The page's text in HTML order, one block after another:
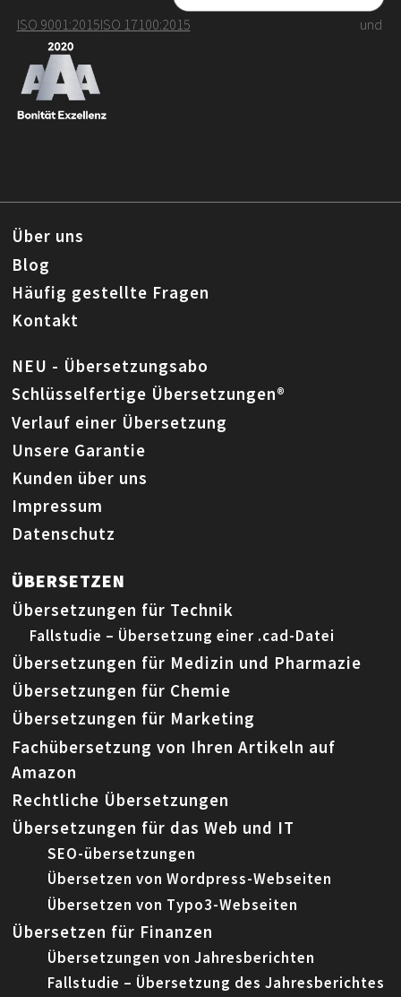
ISO 9001:2015 und
ISO 17100:2015
Über uns
Blog
Häufig gestellte Fragen
Kontakt
NEU - Übersetzungsabo
Schlüsselfertige Übersetzungen®
Verlauf einer Übersetzung
Unsere Garantie
Kunden über uns
Impressum
Datenschutz
ÜBERSETZEN
Übersetzungen für Technik
Fallstudie – Übersetzung einer .cad-Datei
Übersetzungen für Medizin und Pharmazie
Übersetzungen für Chemie
Übersetzungen für Marketing
Fachübersetzung von Ihren Artikeln auf
Amazon
Rechtliche Übersetzungen
Übersetzungen für das Web und IT
SEO-übersetzungen
Übersetzen von Wordpress-Webseiten
Übersetzen von Typo3-Webseiten
Übersetzen für Finanzen
Übersetzungen von Jahresberichten
Fallstudie – Übersetzung des Jahresberichtes